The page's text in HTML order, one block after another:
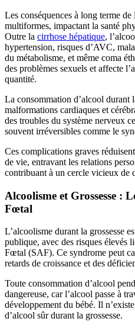
Les conséquences à long terme
multiformes, impactant la santé
Outre la cirrhose hépatique,
hypertension, risques d’AVC,
du métabolisme, et même coma
des problèmes sexuels et affecte
quantité.
La consommation d’alcool durant
malformations cardiaques et
des troubles du système nerveux
souvent irréversibles comme le
Ces complications graves
de vie, entravant les relations
contribuant à un cercle vicieux de
Alcoolisme et Grossesse :
Fœtal
L’alcoolisme durant la grossesse
publique, avec des risques élevés
Fœtal (SAF). Ce syndrome peut
retards de croissance et des
Toute consommation d’alcool
dangereuse, car l’alcool passe à
développement du bébé. Il
d’alcool sûr durant la grossesse.